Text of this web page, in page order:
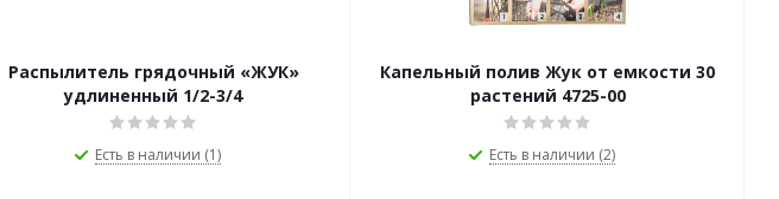
Распылитель грядочный «ЖУК»
удлиненный 1/2-3/4
Есть в наличии (1)
Капельный полив Жук от емкости 30
растений 4725-00
Есть в наличии (2)